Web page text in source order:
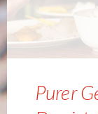
Purer